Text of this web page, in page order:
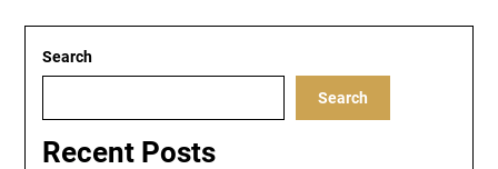
Search
Search
Recent Posts